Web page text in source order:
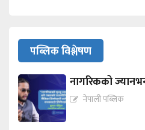
पब्लिक विश्लेषण
नागरिकको
नेपाली पब्लिक